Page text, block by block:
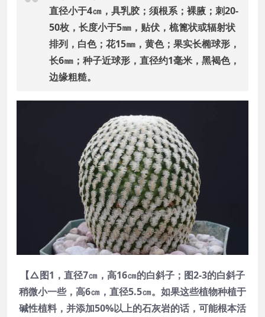
直径小于4㎝，具乳胶；须根系；裸腋；刺20-
50枚，长度小于5㎜，贴伏，梳篦状或辐射状
排列，白色；花15㎜，黄色；果实长椭球形，
长6㎜；种子近球形，直径约1毫米，黑褐色，
边缘粗糙。
【△图1，直径7㎝，高16㎝的白斜子；图2-3的白斜子
稍微小一些，高6㎝，直径5.5㎝。如果这些植物种植于
碱性植料，并添加50%以上的石灰岩的话，可能根本活